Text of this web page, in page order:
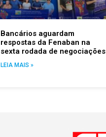
Bancários aguardam
respostas da Fenaban na
sexta rodada de negociações
LEIA MAIS »